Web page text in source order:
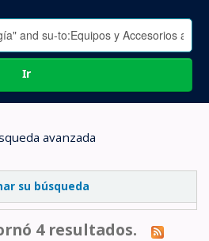
Ir
avanzada
su búsqueda
4 resultados.